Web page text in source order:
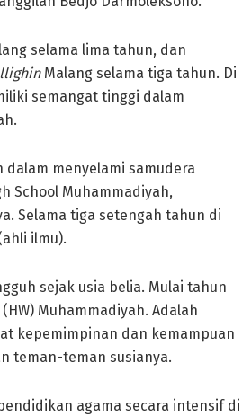
selama lima tahun, dan
Malang selama tiga tahun. Di
semangat tinggi dalam
menyelami samudera
School Muhammadiyah,
Selama tiga setengah tahun di
ilmu).
sejak usia belia. Mulai tahun
Muhammadiyah. Adalah
kepemimpinan dan kemampuan
teman-teman susianya.
agama secara intensif di